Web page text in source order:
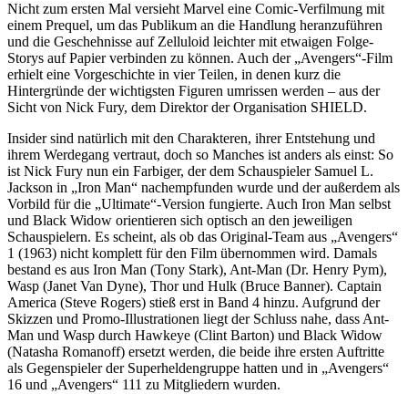
Nicht zum ersten Mal versieht Marvel eine Comic-Verfilmung mit
einem Prequel, um das Publikum an die Handlung heranzuführen
und die Geschehnisse auf Zelluloid leichter mit etwaigen Folge-
Storys auf Papier verbinden zu können. Auch der „Avengers“-Film
erhielt eine Vorgeschichte in vier Teilen, in denen kurz die
Hintergründe der wichtigsten Figuren umrissen werden – aus der
Sicht von Nick Fury, dem Direktor der Organisation SHIELD.
Insider sind natürlich mit den Charakteren, ihrer Entstehung und
ihrem Werdegang vertraut, doch so Manches ist anders als einst: So
ist Nick Fury nun ein Farbiger, der dem Schauspieler Samuel L.
Jackson in „Iron Man“ nachempfunden wurde und der außerdem als
Vorbild für die „Ultimate“-Version fungierte. Auch Iron Man selbst
und Black Widow orientieren sich optisch an den jeweiligen
Schauspielern. Es scheint, als ob das Original-Team aus „Avengers“
1 (1963) nicht komplett für den Film übernommen wird. Damals
bestand es aus Iron Man (Tony Stark), Ant-Man (Dr. Henry Pym),
Wasp (Janet Van Dyne), Thor und Hulk (Bruce Banner). Captain
America (Steve Rogers) stieß erst in Band 4 hinzu. Aufgrund der
Skizzen und Promo-Illustrationen liegt der Schluss nahe, dass Ant-
Man und Wasp durch Hawkeye (Clint Barton) und Black Widow
(Natasha Romanoff) ersetzt werden, die beide ihre ersten Auftritte
als Gegenspieler der Superheldengruppe hatten und in „Avengers“
16 und „Avengers“ 111 zu Mitgliedern wurden.